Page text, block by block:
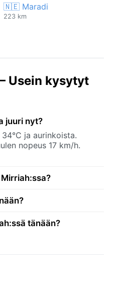
🇳🇪 Maradi
223 km
Usein kysytyt
juuri nyt?
ja aurinkoista.
nopeus 17 km/h.
tänään?